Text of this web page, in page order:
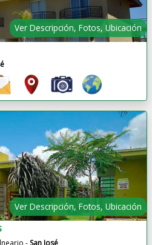
Ver Descripción, Fotos, Ubicación
Ver Descripción, Fotos, Ubicación